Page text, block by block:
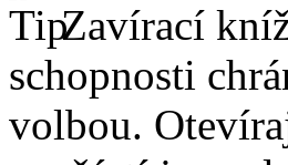
Zavírací
schopnosti
volbou.